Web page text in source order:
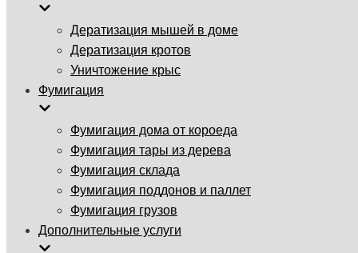
Дератизация мышей в доме
Дератизация кротов
Уничтожение крыс
Фумигация
Фумигация дома от короеда
Фумигация тары из дерева
Фумигация склада
Фумигация поддонов и паллет
Фумигация грузов
Дополнительные услуги